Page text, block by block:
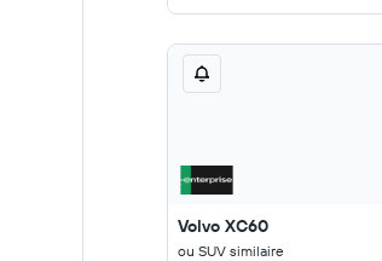
Volvo XC60
ou SUV similaire